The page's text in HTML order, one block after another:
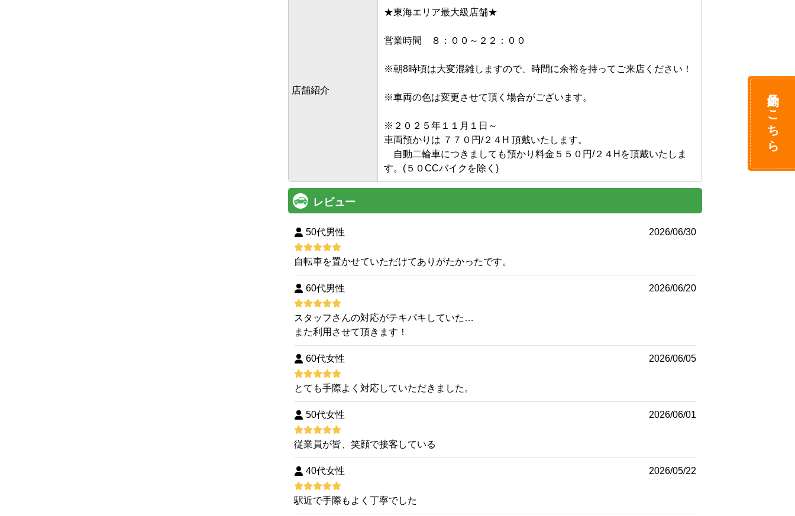
店舗紹介
★東海エリア最大級店舗★
営業時間　８：００～２２：００
※朝8時頃は大変混雑しますので、時間に余裕を持ってご来店ください！
※車両の色は変更させて頂く場合がございます。
※２０２５年１１月１日～
車両預かりは ７７０円/２４H 頂戴いたします。
自動二輪車につきましても預かり料金５５０円/２４Hを頂戴いたしま
す。(５０CCバイクを除く)
レビュー
50代男性 2026/06/30
自転車を置かせていただけてありがたかったです。
60代男性 2026/06/20
スタッフさんの対応がテキパキしていた…
また利用させて頂きます！
60代女性 2026/06/05
とても手際よく対応していただきました。
50代女性 2026/06/01
従業員が皆、笑顔で接客している
40代女性 2026/05/22
駅近で手際もよく丁寧でした
予約はこちら